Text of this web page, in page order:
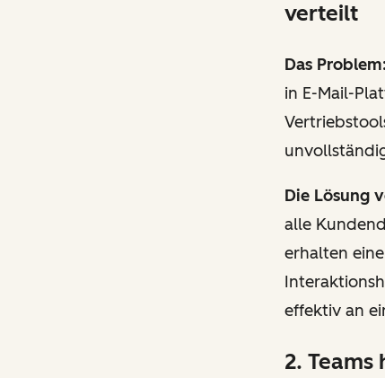
verteilt
Das Problem:
in E-Mail-
Die Lösung
alle
erhalten
effektiv an
2.